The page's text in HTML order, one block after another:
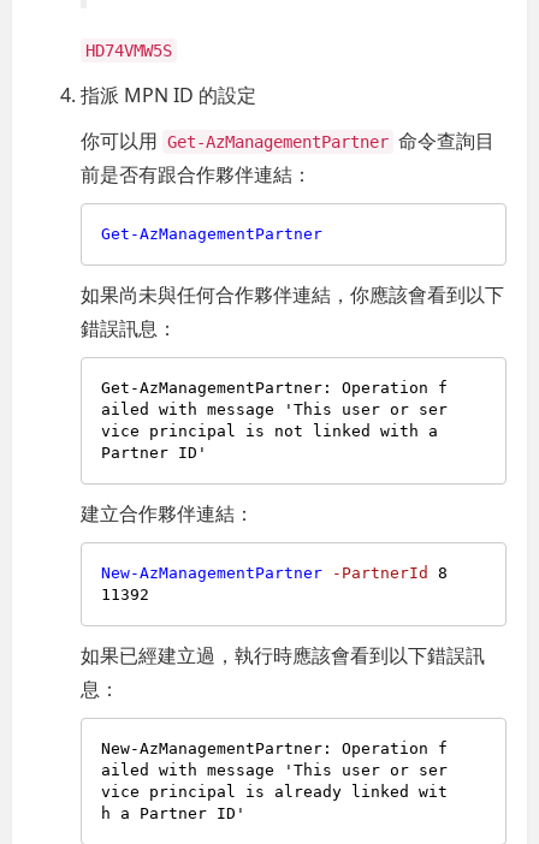
HD74VMW5S
指派 MPN ID 的設定
你可以用 Get-AzManagementPartner 命令查詢目
前是否有跟合作夥伴連結：
Get-AzManagementPartner
如果尚未與任何合作夥伴連結，你應該會看到以下
錯誤訊息：
Get-AzManagementPartner: Operation f
ailed with message 'This user or ser
vice principal is not linked with a
建立合作夥伴連結：
New-AzManagementPartner -PartnerId
8
11392
如果已經建立過，執行時應該會看到以下錯誤訊
息：
New-AzManagementPartner: Operation f
ailed with message 'This user or ser
vice principal is already linked wit